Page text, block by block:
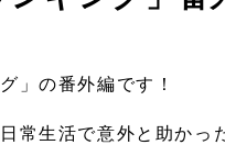
」の番外編です！
常生活で意外と助かっ